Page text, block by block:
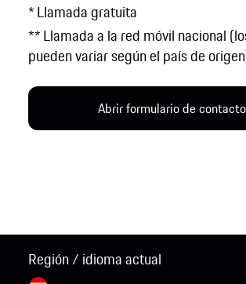
* Llamada gratuita
** Llamada a la red móvil nacional
pueden variar según el país de
Abrir formulario de contacto
Región / idioma actual